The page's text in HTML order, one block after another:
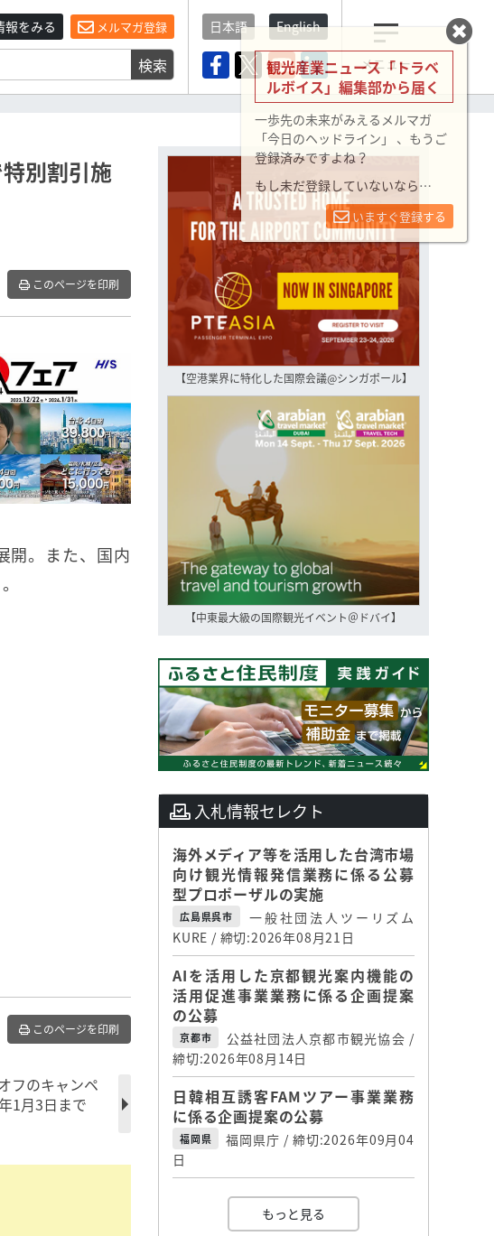
報をみる メルマガ登録
検索
日本語 English
メニュー
別割引施
このページを印刷
開。また、国内
このページを印刷
フのキャンペ
1月3日まで
【空港業界に特化した国際会議@シンガポール】
【中東最大級の国際観光イベント＠ドバイ】
入札情報セレクト
海外メディア等を活用した台湾市場
向け観光情報発信業務に係る公募
型プロポーザルの実施
広島県呉市
一般社団法人ツーリズム
KURE / 締切:2026年08月21日
AIを活用した京都観光案内機能の
活用促進事業業務に係る企画提案
の公募
京都市
公益社団法人京都市観光協会 /
締切:2026年08月14日
日韓相互誘客FAMツアー事業業務
に係る企画提案の公募
福岡県
福岡県庁 / 締切:2026年09月04
日
もっと見る
観光産業ニュース「トラベ
ルボイス」編集部から届く
一歩先の未来がみえるメルマガ
「今日のヘッドライン」 、もうご
登録済みですよね？
もし未だ登録していないなら…
いますぐ登録する